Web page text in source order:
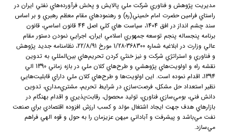
مديريت پژوهش و فناوري شركت ملي پالايش و پخش فرآورده‌هاي نفتي ايران در
راستاي فرامين حضرت امام خميني(ره) و رهنمودهاي مقام معظم رهبري و بر اساس
سند چشم انداز در افق 1404، سياست هاي كلي اصل 44 قانون اساسي، قانون
برنامه پنجساله پنجم توسعه جمهوري اسلامي ايران، اجرايي نمودن دستور مقام
عالي وزارت در ابلاغيه شماره 368300-1/28 مورخ 22/8/91، نظامنامه جديد پژوهش
و فناوري و استراتژي شركت و نيز خنثي كردن تحريم‌هاي بين‌المللي به تدوين
نقشه راه و اولويت‌هاي پژوهشي و طرح‌هاي كلان ملي در بازه زماني 1390 الي
1394، اقدام نموده است. اين اولويت‌ها و طرح‌هاي كلان ملي داراي قابليت‌هايي
نظير استعداد حل مشكل، فرصت‌سازي در شرايط تحريم، مشتري‌مداري، تدوين
دانش فني، بومي‌سازي فناوري، توليد محصول، رقابت‌پذيري و اقدام بهنگام در
بازارهاي هدف جهت ايجاد اشتغال موَلد و كسب ارزش افزوده اقتصادي براي صنعت
نفت مي‌باشد و پيشرفت و آباداني ميهن عزيزمان را به حول و قوه الهي فراهم
مي‌سازد.